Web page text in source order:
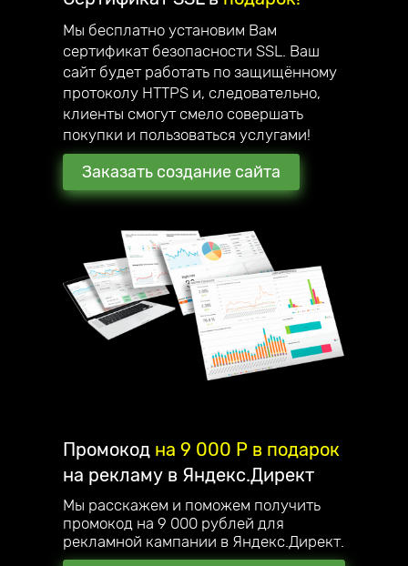
Мы бесплатно установим Вам
сертификат безопасности SSL. Ваш
сайт будет работать по защищённому
протоколу HTTPS и, следовательно,
клиенты смогут смело совершать
покупки и пользоваться услугами!
Заказать создание сайта
Промокод на 9 000 P в подарок
на рекламу в Яндекс.Директ
Мы расскажем и поможем получить
промокод на 9 000 рублей для
рекламной кампании в Яндекс.Директ.